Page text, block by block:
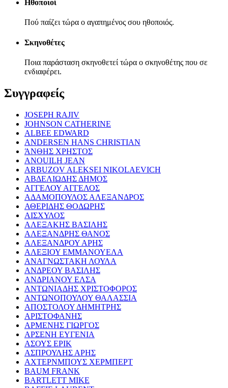
Ηθοποιοί
Πού παίζει τώρα ο αγαπημένος σου ηθοποιός.
Σκηνοθέτες
Ποια παράσταση σκηνοθετεί τώρα ο σκηνοθέτης που σε
ενδιαφέρει.
Συγγραφείς
JOSEPH RAJIV
JOHNSON CATHERINE
ALBEE EDWARD
ANDERSEN HANS CHRISTIAN
ΆΝΘΗΣ ΧΡΗΣΤΟΣ
ANOUILH JEAN
ARBUZOV ALEKSEI NIKOLAEVICH
ΑΒΔΕΛΙΩΔΗΣ ΔΗΜΟΣ
ΑΓΓΕΛΟΥ ΑΓΓΕΛΟΣ
ΑΔΑΜΟΠΟΥΛΟΣ ΑΛΕΞΑΝΔΡΟΣ
ΑΘΕΡΙΔΗΣ ΘΟΔΩΡΗΣ
ΑΙΣΧΥΛΟΣ
ΑΛΕΞΑΚΗΣ ΒΑΣΙΛΗΣ
ΑΛΕΞΑΝΔΡΗΣ ΘΑΝΟΣ
ΑΛΕΞΑΝΔΡΟΥ ΑΡΗΣ
ΑΛΕΞΙΟΥ ΕΜΜΑΝΟΥΕΛΑ
ΑΝΑΓΝΩΣΤΑΚΗ ΛΟΥΛΑ
ΑΝΔΡΕΟΥ ΒΑΣΙΛΗΣ
ΑΝΔΡΙΑΝΟΥ ΕΛΣΑ
ΑΝΤΩΝΙΑΔΗΣ ΧΡΙΣΤΟΦΟΡΟΣ
ΑΝΤΩΝΟΠΟΥΛΟΥ ΘΑΛΑΣΣΙΑ
ΑΠΟΣΤΟΛΟΥ ΔΗΜΗΤΡΗΣ
ΑΡΙΣΤΟΦΑΝΗΣ
ΑΡΜΕΝΗΣ ΓΙΩΡΓΟΣ
ΑΡΣΕΝΗ ΕΥΓΕΝΙΑ
ΑΣΟΥΣ ΕΡΙΚ
ΑΣΠΡΟΥΛΗΣ ΑΡΗΣ
ΑΧΤΕΡΝΜΠΟΥΣ ΧΕΡΜΠΕΡΤ
BAUM FRANK
BARTLETT MIKE